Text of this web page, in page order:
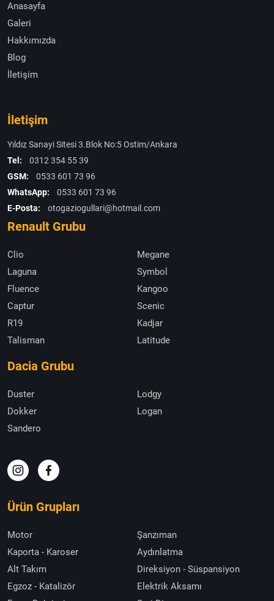
Anasayfa
Galeri
Hakkımızda
Blog
İletişim
İletişim
Yıldız Sanayi Sitesi 3.Blok No:5 Ostim/Ankara
Tel:
0312 354 55 39
GSM:
0533 601 73 96
WhatsApp:
0533 601 73 96
E-Posta:
otogaziogullari@hotmail.com
Renault Grubu
Clio
Megane
Laguna
Symbol
Fluence
Kangoo
Captur
Scenic
R19
Kadjar
Talisman
Latitude
Dacia Grubu
Duster
Lodgy
Dokker
Logan
Sandero
Ürün Grupları
Motor
Şanzıman
Kaporta - Karoser
Aydınlatma
Alt Takım
Direksiyon - Süspansiyon
Egzoz - Katalizör
Elektrik Aksamı